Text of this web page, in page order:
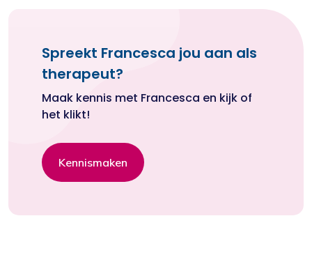
Spreekt Francesca jou aan als
therapeut?
Maak kennis met Francesca en kijk of
het klikt!
Kennismaken